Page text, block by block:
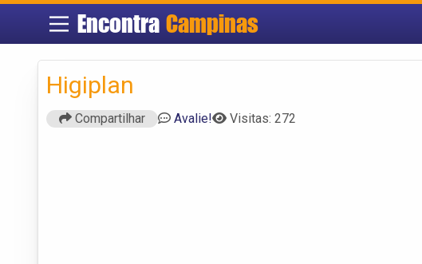
EncontraCampinas
Higiplan
Compartilhar Avalie! Visitas: 272